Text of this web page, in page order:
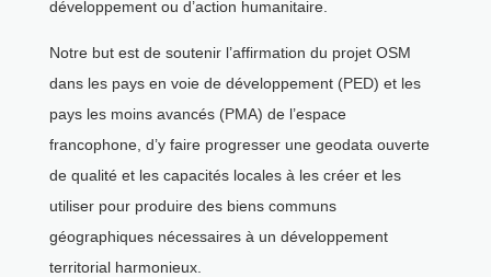
développement ou d’action humanitaire.
Notre but est de soutenir l’affirmation du projet OSM
dans les pays en voie de développement (PED) et les
pays les moins avancés (PMA) de l’espace
francophone, d’y faire progresser une geodata ouverte
de qualité et les capacités locales à les créer et les
utiliser pour produire des biens communs
géographiques nécessaires à un développement
territorial harmonieux.